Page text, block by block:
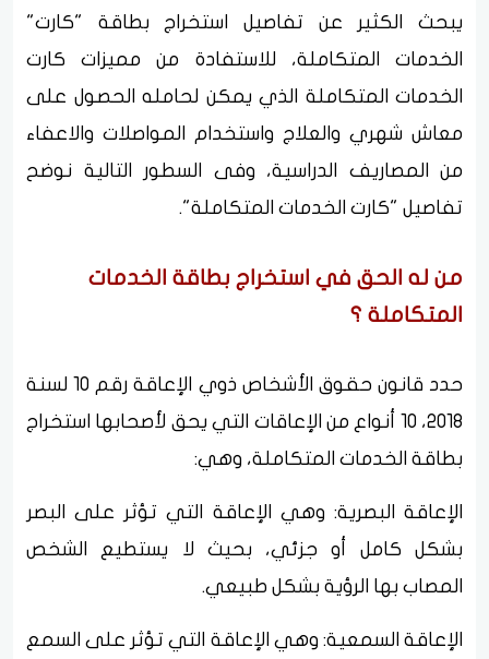
يبحث الكثير عن تفاصيل استخراج بطاقة "كارت"
الخدمات المتكاملة، للاستفادة من مميزات كارت
الخدمات المتكاملة الذي يمكن لحامله الحصول على
معاش شهري والعلاج واستخدام المواصلات والاعفاء
من المصاريف الدراسية، وفى السطور التالية نوضح
تفاصيل "كارت الخدمات المتكاملة".
من له الحق في استخراج بطاقة الخدمات
المتكاملة ؟
حدد قانون حقوق الأشخاص ذوي الإعاقة رقم 10 لسنة
2018، 10 أنواع من الإعاقات التي يحق لأصحابها استخراج
بطاقة الخدمات المتكاملة، وهي:
الإعاقة البصرية: وهي الإعاقة التي تؤثر على البصر
بشكل كامل أو جزئي، بحيث لا يستطيع الشخص
المصاب بها الرؤية بشكل طبيعي.
الإعاقة السمعية: وهي الإعاقة التي تؤثر على السمع